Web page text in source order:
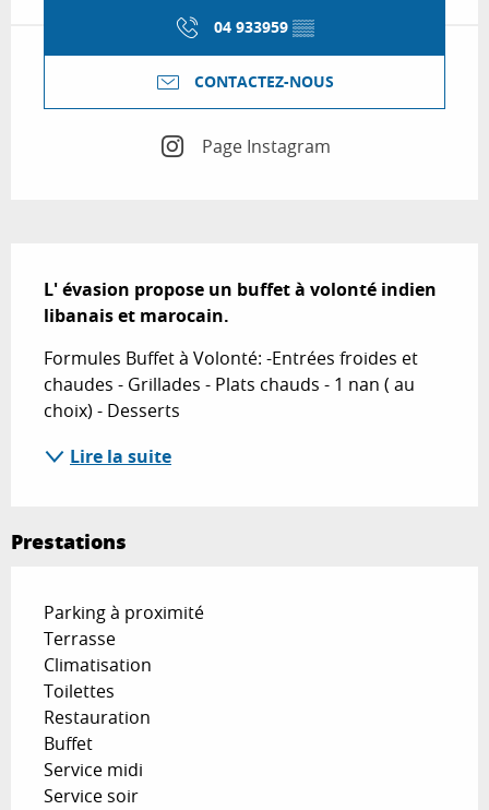
04 933959 ▒▒
CONTACTEZ-NOUS
Page Instagram
L' évasion propose un buffet à volonté indien
libanais et marocain.
Formules Buffet à Volonté: -Entrées froides et
chaudes - Grillades - Plats chauds - 1 nan ( au
choix) - Desserts
Lire la suite
Prestations
Parking à proximité
Terrasse
Climatisation
Toilettes
Restauration
Buffet
Service midi
Service soir